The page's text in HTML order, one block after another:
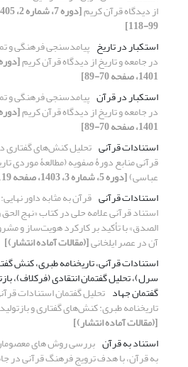
از دیدگاه قرآن کریم
99-118]
استکبار در تاریخ پیامدسنجی فرهنگی و
در جامعه و تاریخ از دیدگاه قرآن کریم
1401، صفحه 70-89]
استکبار در قرآن پیامدسنجی فرهنگی و
در جامعه و تاریخ از دیدگاه قرآن کریم
1401، صفحه 70-89]
استنادات قرآنی تحلیل کنش‌های گفتاری
قرآنی منابع دورۀ صفویه (مطالعۀ موردی
عباسی)[دوره 5، شماره 3، 1403، صفحه 119-136]
استنادات قرآنی قرآن به مثابه داور
استناد قرآنی علامه حلی در کتاب «نهج
الصدق» با تأکید بر کارکرد هویت‌ساز و
آن در عصر ایلخانی[(مقالات آماده انتشار)]
استنادات قرآنی، تاریخنامه طبری، کنش
سرل)، تحلیل گفتمان انتقادی (فرکلاف)،
گفتمان جهاد تحلیل گفتمان استنادات
تاریخنامه طبری: کنش‌های گفتاری و
[(مقالات آماده انتشار)]
استناد به قرآن بررسی روش های
به قرآن، با هدف ترویج فرهنگ قرآنی در